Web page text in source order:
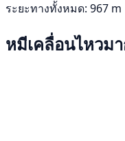
ระยะทางทั้งหมด: 967 m
หมีเคลื่อนไหวม